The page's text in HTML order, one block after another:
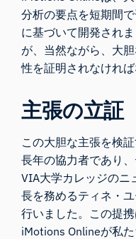
分析の要点を短期間
に基づいて開発され
が、当然ながら、大
性を証明されなければ
主張の立証
この大胆な主張を検
長年の協力者であり、
VIA大学カレッジのニ
長を務めるティネ・
行いました。この提
iMotions Onlineが私